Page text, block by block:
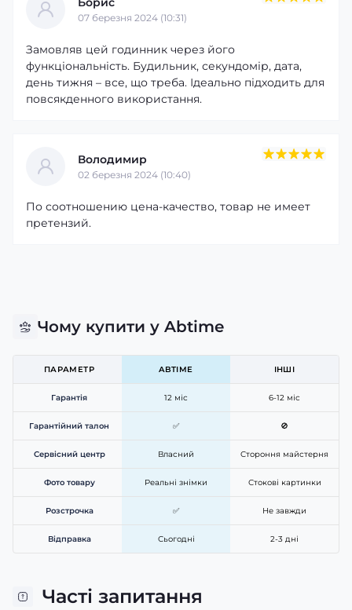
07 березня 2024 (10:31)
Замовляв цей годинник через його
функціональність. Будильник, секундомір, дата,
день тижня – все, що треба. Ідеально підходить для
повсякденного використання.
Володимир
02 березня 2024 (10:40)
По соотношению цена-качество, товар не имеет
претензий.
Чому купити у Abtime
ПАРАМЕТР ABTIME ІНШІ
Гарантія 12 міс 6-12 міс
Гарантійний талон ✅ 🚫
Сервісний центр Власний Стороння майстерня
Фото товару Реальні знімки Стокові картинки
Розстрочка ✅ Не завжди
Відправка Сьогодні 2-3 дні
Часті запитання